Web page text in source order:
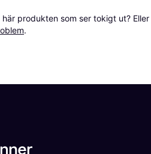
produkten som ser tokigt ut?
.